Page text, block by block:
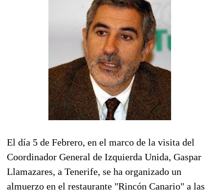
El día 5 de Febrero, en el marco de la visita del
Coordinador General de Izquierda Unida, Gaspar
Llamazares, a Tenerife, se ha organizado un
almuerzo en el restaurante "Rincón Canario" a las